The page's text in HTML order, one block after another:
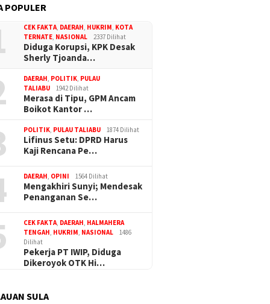
POPULER
CEK FAKTA, DAERAH, HUKRIM, KOTA
TERNATE, NASIONAL 2337 Dilihat
Diduga Korupsi, KPK Desak
Sherly Tjoanda…
DAERAH, POLITIK, PULAU
TALIABU
1942 Dilihat
Merasa di Tipu, GPM Ancam
Boikot Kantor …
POLITIK, PULAU TALIABU 1874 Dilihat
Lifinus Setu: DPRD Harus
Kaji Rencana Pe…
DAERAH, OPINI 1564 Dilihat
Mengakhiri Sunyi; Mendesak
Penanganan Se…
CEK FAKTA, DAERAH, HALMAHERA
TENGAH, HUKRIM, NASIONAL
1486
Dilihat
Pekerja PT IWIP, Diduga
Dikeroyok OTK Hi…
SULA